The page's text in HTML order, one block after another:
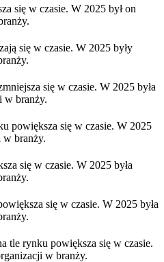
się w czasie. W 2025 był on
się w czasie. W 2025 były
się w czasie. W 2025 była
w branży.
powiększa się w czasie. W 2025
w branży.
się w czasie. W 2025 była
się w czasie. W 2025 była
tle rynku powiększa się w czasie.
w branży.